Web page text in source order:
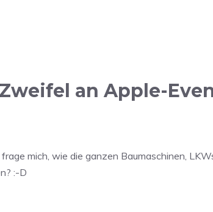
an Apple-
mich, wie die ganzen Baumaschinen,
:-D